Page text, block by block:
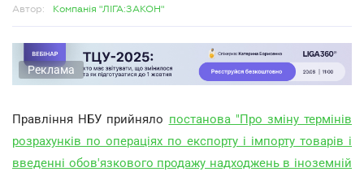
Автор: Компанія "ЛІГА:ЗАКОН"
Реклама
Правління НБУ прийняло постанова "Про зміну термінів
розрахунків по операціях по експорту і імпорту товарів і
введенні обов'язкового продажу надходжень в іноземній